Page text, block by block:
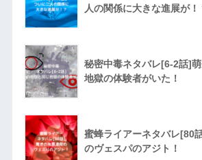
人の関係に大きな進展が！
秘密中毒ネタバレ[6-2話]
地獄の体験者がいた！
蜜蜂ライアーネタバレ[80
のヴェスパのアジト！